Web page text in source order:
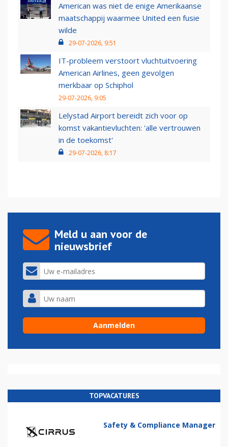
American was niet de enige Amerikaanse
maatschappij waarmee United een fusie
wilde
29-07-2026, 9:51
IT-probleem verstoort vluchtuitvoering
American Airlines, geen gevolgen
merkbaar op Schiphol
29-07-2026, 9:05
Lelystad Airport bereidt zich voor op
komst vakantievluchten: 'alle vertrouwen
in de toekomst'
29-07-2026, 8:17
Meld u aan voor de
nieuwsbrief
TOPVACATURES
Safety & Compliance Manager